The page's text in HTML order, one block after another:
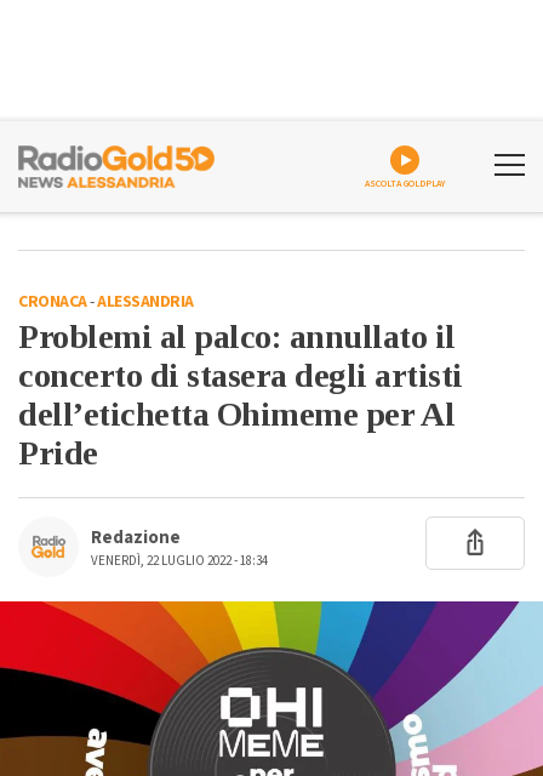
ASCOLTA GOLDPLAY
CRONACA-ALESSANDRIA
Problemi al palco: annullato il
concerto di stasera degli artisti
dell’etichetta Ohimeme per Al
Pride
Redazione
VENERDÌ, 22 LUGLIO 2022 - 18:34